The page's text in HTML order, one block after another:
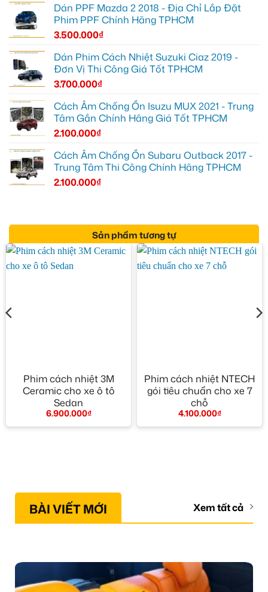
Dán PPF Mazda 2 2018 - Địa Chỉ Lắp Đặt
Phim PPF Chính Hãng TPHCM
3.500.000₫
Dán Phim Cách Nhiệt Suzuki Ciaz 2019 -
Đơn Vị Thi Công Giá Tốt TPHCM
3.700.000₫
Cách Âm Chống Ồn Isuzu MUX 2021 - Trung
Tâm Gắn Chính Hãng Giá Tốt TPHCM
2.100.000₫
Cách Âm Chống Ồn Subaru Outback 2017 -
Trung Tâm Thi Công Chính Hãng TPHCM
2.100.000₫
Sản phẩm tương tự
Phim cách nhiệt 3M
Ceramic cho xe ô tô
Sedan
6.900.000₫
Phim cách nhiệt NTECH
gói tiêu chuẩn cho xe 7
chỗ
4.100.000₫
BÀI VIẾT MỚI Xem tất cả